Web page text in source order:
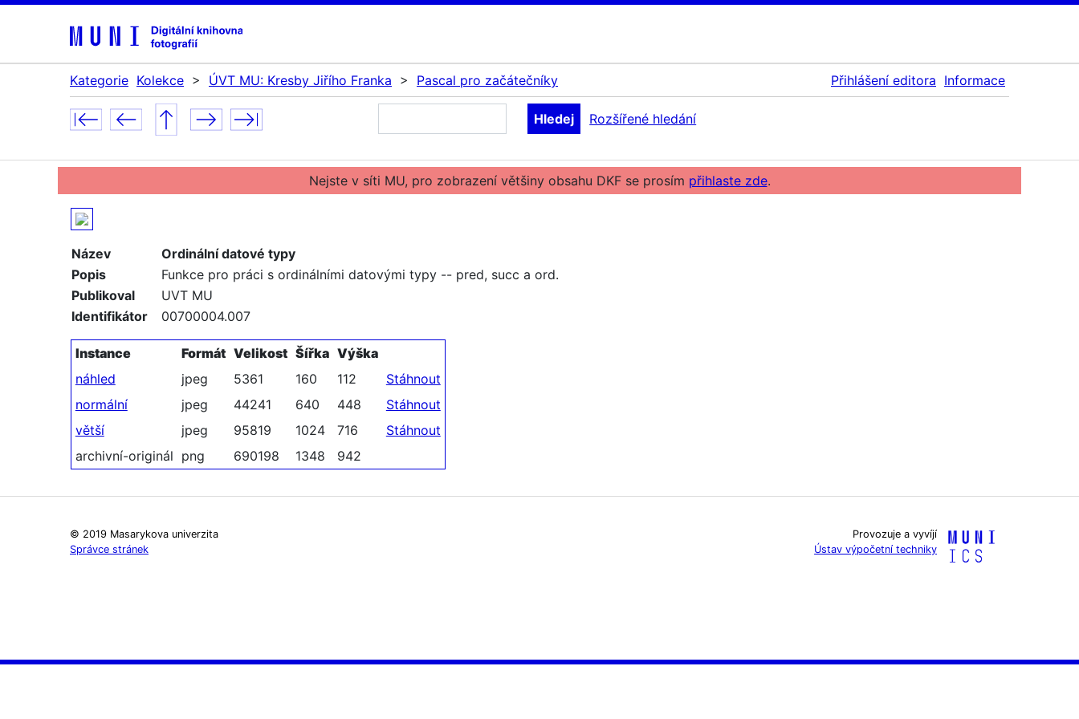
Kategorie Kolekce > ÚVT MU: Kresby Jiřího Franka > Pascal pro začátečníky Přihlášení editora Informace
Rozšířené hledání
Nejste v síti MU, pro zobrazení většiny obsahu DKF se prosím přihlaste zde.
Název
Ordinální datové typy
Popis
Funkce pro práci s ordinálními datovými typy -- pred, succ a ord.
Publikoval
UVT MU
Identifikátor
00700004.007
Instance Formát Velikost Šířka Výška
náhled
jpeg 5361 160 112
Stáhnout
normální
jpeg 44241 640 448
Stáhnout
větší
jpeg 95819 1024 716
Stáhnout
archivní-originál png 690198 1348 942
© 2019 Masarykova univerzita
Správce stránek
Provozuje a vyvíjí
Ústav výpočetní techniky